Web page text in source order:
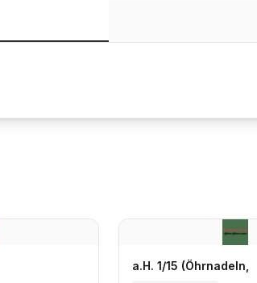
a.H. 1/15 (Öhrnadeln,